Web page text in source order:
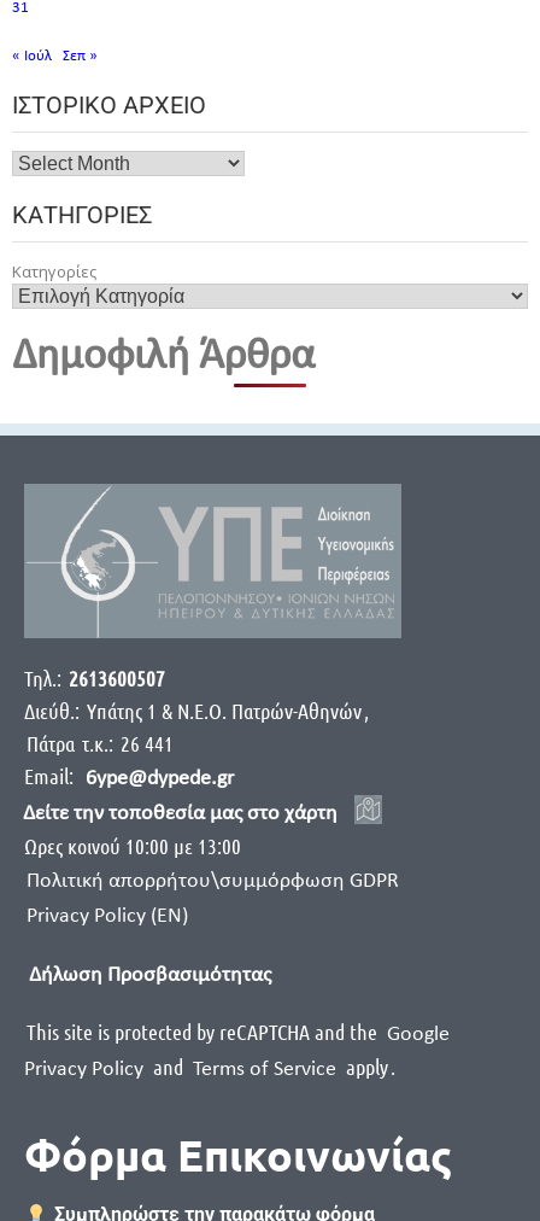
31
« Ιούλ Σεπ »
ΙΣΤΟΡΙΚΌ ΑΡΧΕΊΟ
ΚΑΤΗΓΟΡΊΕΣ
Κατηγορίες
Δημοφιλή Άρθρα
Τηλ.: 2613600507
Διεύθ.: Yπάτης 1 & Ν.Ε.Ο. Πατρών-Αθηνών,
Πάτρα τ.κ.: 26 441
Email:
6ype@dypede.gr
Δείτε την τοποθεσία μας στο χάρτη
Ωρες κοινού 10:00 με 13:00
Πολιτική απορρήτου\συμμόρφωση GDPR
Privacy Policy (EN)
Δήλωση Προσβασιμότητας
This site is protected by reCAPTCHA and the Google
Privacy Policy and Terms of Service apply.
Φόρμα Επικοινωνίας
Συμπληρώστε την παρακάτω φόρμα